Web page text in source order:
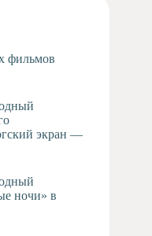
фильмов
экран —
ночи» в